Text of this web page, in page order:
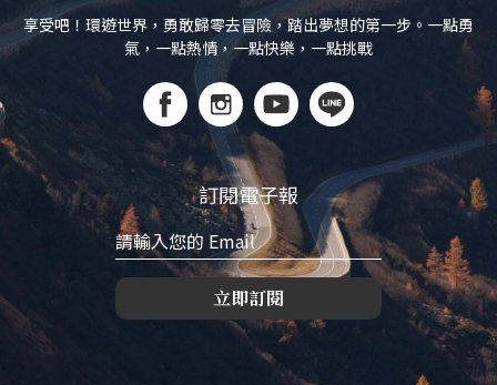
享受吧！環遊世界，勇敢歸零去冒險，踏出夢想的第一步。一點勇
氣，一點熱情，一點快樂，一點挑戰
訂閱電子報
立即訂閱